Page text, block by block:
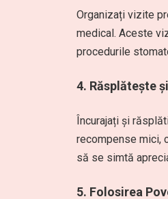
Organizați vizite
medical. Aceste
procedurile
4. Răsplătește
Încurajați și
recompense mici,
să se simtă
5. Folosirea